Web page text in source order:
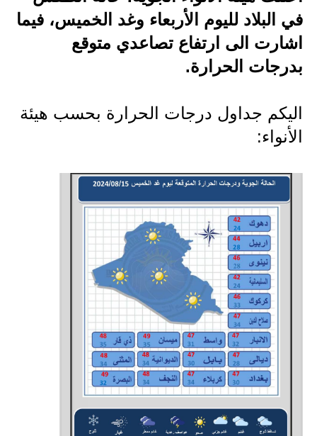
الاخبار الاقتصادية
الاخبار الرياضية
اخبار وقرارات وزارة التربية
المرحلة الابتدائية
المرحلة المتوسطة
المرحلة الاعدادية
اسئلة وزارية
المرحلة الابتدائية
المرحلة المتوسطة
المرحلة الاعدادية
مرشحات
في البلاد لليوم الأربعاء وغد الخميس، فيما
اشارت الى ارتفاع تصاعدي متوقع
بدرجات الحرارة.
اليكم جداول درجات الحرارة بحسب هيئة
الأنواء: